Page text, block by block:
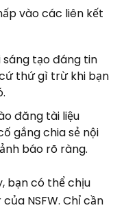
vào các liên kết
tạo đáng tin
thứ gì trừ khi bạn
đăng tài liệu
gắng chia sẻ nội
báo rõ ràng.
bạn có thể chịu
NSFW. Chỉ cần